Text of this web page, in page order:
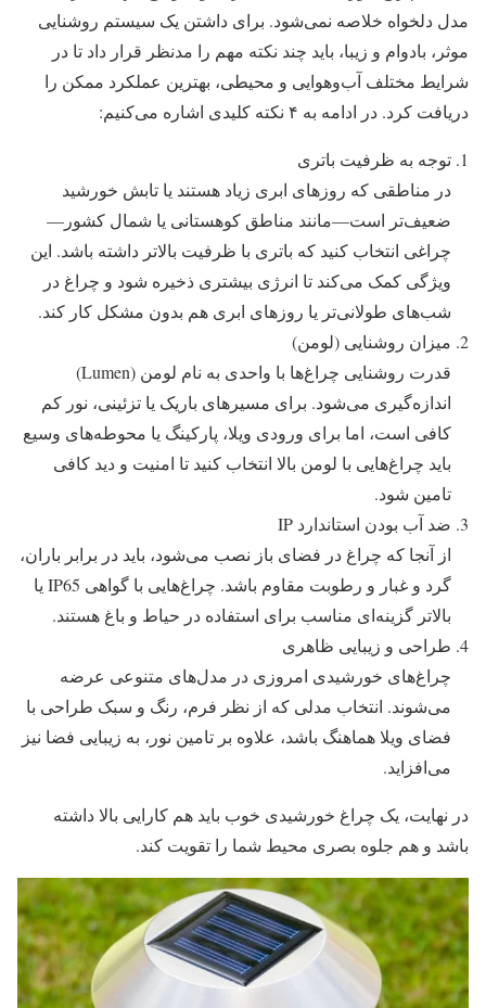
مدل دلخواه خلاصه نمی‌شود. برای داشتن یک سیستم روشنایی
موثر، بادوام و زیبا، باید چند نکته مهم را مدنظر قرار داد تا در
شرایط مختلف آب‌وهوایی و محیطی، بهترین عملکرد ممکن را
دریافت کرد. در ادامه به ۴ نکته کلیدی اشاره می‌کنیم:
توجه به ظرفیت باتری
در مناطقی که روزهای ابری زیاد هستند یا تابش خورشید
ضعیف‌تر است—مانند مناطق کوهستانی یا شمال کشور—
چراغی انتخاب کنید که باتری با ظرفیت بالاتر داشته باشد. این
ویژگی کمک می‌کند تا انرژی بیشتری ذخیره شود و چراغ در
شب‌های طولانی‌تر یا روزهای ابری هم بدون مشکل کار کند.
میزان روشنایی (لومن)
قدرت روشنایی چراغ‌ها با واحدی به نام لومن (Lumen)
اندازه‌گیری می‌شود. برای مسیرهای باریک یا تزئینی، نور کم
کافی است، اما برای ورودی ویلا، پارکینگ یا محوطه‌های وسیع
باید چراغ‌هایی با لومن بالا انتخاب کنید تا امنیت و دید کافی
تامین شود.
ضد آب بودن استاندارد IP
از آنجا که چراغ در فضای باز نصب می‌شود، باید در برابر باران،
گرد و غبار و رطوبت مقاوم باشد. چراغ‌هایی با گواهی IP65 یا
بالاتر گزینه‌ای مناسب برای استفاده در حیاط و باغ هستند.
طراحی و زیبایی ظاهری
چراغ‌های خورشیدی امروزی در مدل‌های متنوعی عرضه
می‌شوند. انتخاب مدلی که از نظر فرم، رنگ و سبک طراحی با
فضای ویلا هماهنگ باشد، علاوه ‌بر تامین نور، به زیبایی فضا نیز
می‌افزاید.
در نهایت، یک چراغ خورشیدی خوب باید هم کارایی بالا داشته
باشد و هم جلوه بصری محیط شما را تقویت کند.